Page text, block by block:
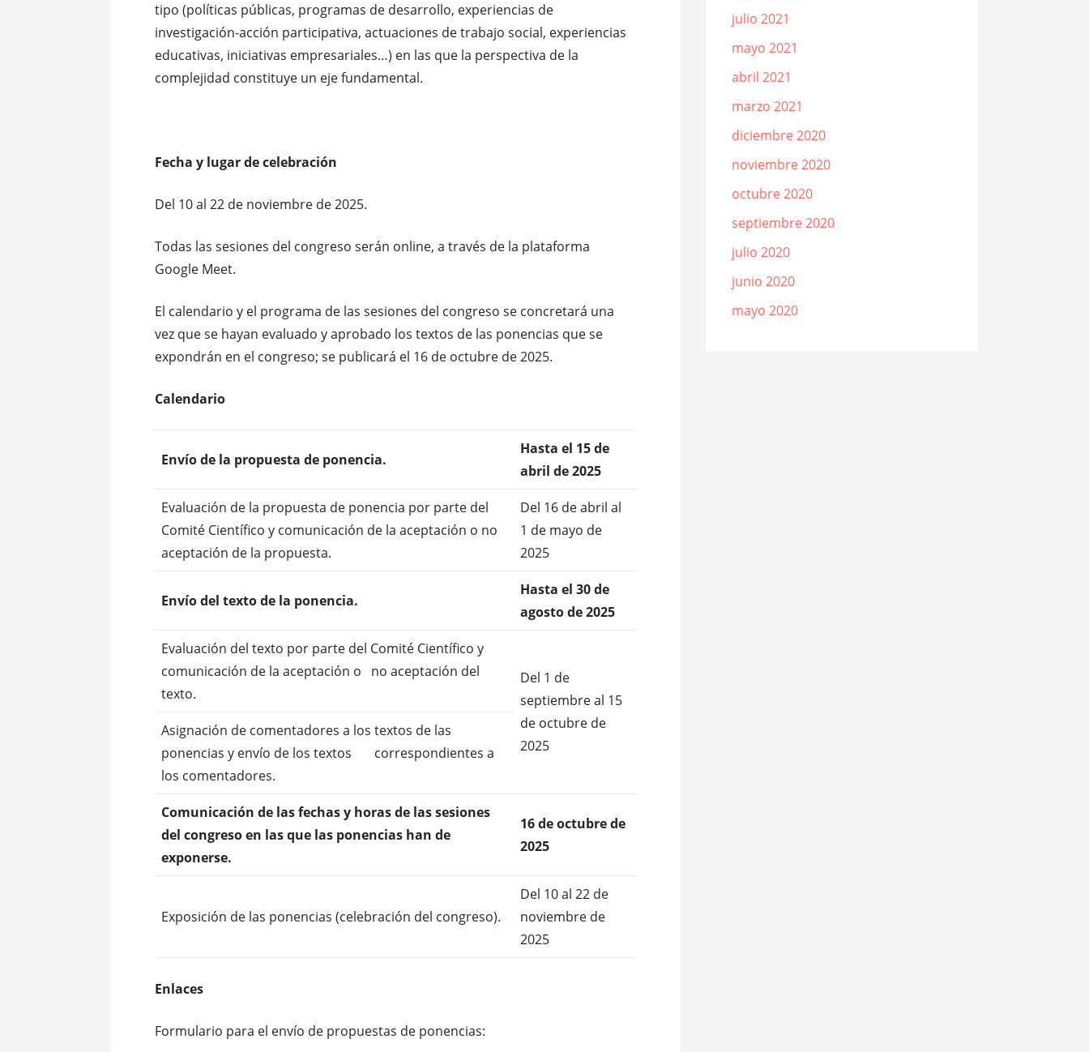
tipo (políticas públicas, programas de desarrollo, experiencias de
investigación-acción participativa, actuaciones de trabajo social, experiencias
educativas, iniciativas empresariales…) en las que la perspectiva de la
complejidad constituye un eje fundamental.
Fecha y lugar de celebración
Del 10 al 22 de noviembre de 2025.
Todas las sesiones del congreso serán online, a través de la plataforma
Google Meet.
El calendario y el programa de las sesiones del congreso se concretará una
vez que se hayan evaluado y aprobado los textos de las ponencias que se
expondrán en el congreso; se publicará el 16 de octubre de 2025.
Calendario
Envío de la propuesta de ponencia.
Hasta el 15 de
abril de 2025
Evaluación de la propuesta de ponencia por parte del
Comité Científico y comunicación de la aceptación o no
aceptación de la propuesta.
Del 16 de abril al
1 de mayo de
2025
Envío del texto de la ponencia.
Hasta el 30 de
agosto de 2025
Evaluación del texto por parte del Comité Científico y
comunicación de la aceptación o no aceptación del
texto.
Del 1 de
septiembre al 15
de octubre de
2025
Asignación de comentadores a los textos de las
ponencias y envío de los textos
correspondientes a
los comentadores.
Comunicación de las fechas y horas de las sesiones
del congreso en las que las ponencias han de
exponerse.
16 de octubre de
2025
Exposición de las ponencias (celebración del congreso).
Del 10 al 22 de
noviembre de
2025
Enlaces
Formulario para el envío de propuestas de ponencias:
julio 2021
mayo 2021
abril 2021
marzo 2021
diciembre 2020
noviembre 2020
octubre 2020
septiembre 2020
julio 2020
junio 2020
mayo 2020